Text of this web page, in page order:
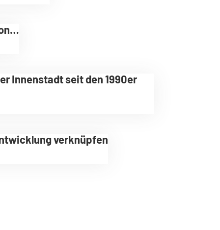
Innenstadt seit den 1990er
verknüpfen